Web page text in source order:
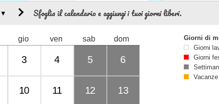
Sfoglia il calendario e aggiungi i tuoi giorni liberi.
gio ven sab dom
3 4 5 6
10 11 12 13
▼
Giorni di
Giorni
Giorni
Vacanze